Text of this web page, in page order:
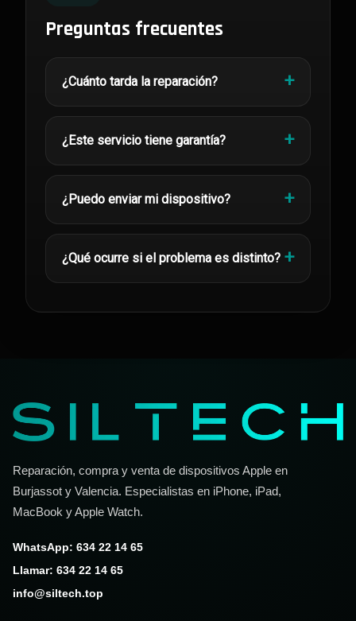
Preguntas frecuentes
¿Cuánto tarda la reparación?
¿Este servicio tiene garantía?
¿Puedo enviar mi dispositivo?
¿Qué ocurre si el problema es distinto?
Reparación, compra y venta de dispositivos Apple en
Burjassot y Valencia. Especialistas en iPhone, iPad,
MacBook y Apple Watch.
WhatsApp: 634 22 14 65
Llamar: 634 22 14 65
info@siltech.top